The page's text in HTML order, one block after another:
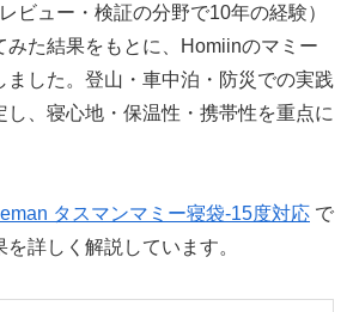
ビュー・検証の分野で10年の経験）
みた結果をもとに、Homiinのマミー
ました。登山・車中泊・防災での実践
し、寝心地・保温性・携帯性を重点に
タスマンマミー寝袋-15度対応 で
詳しく解説しています。